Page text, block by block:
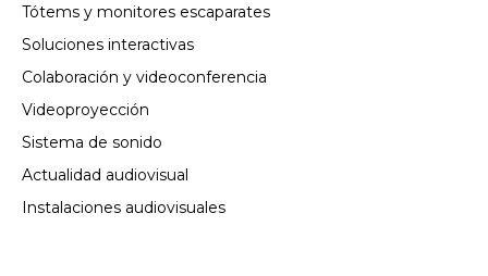
Tótems y monitores escaparates
Soluciones interactivas
Colaboración y videoconferencia
Videoproyección
Sistema de sonido
Actualidad audiovisual
Instalaciones audiovisuales